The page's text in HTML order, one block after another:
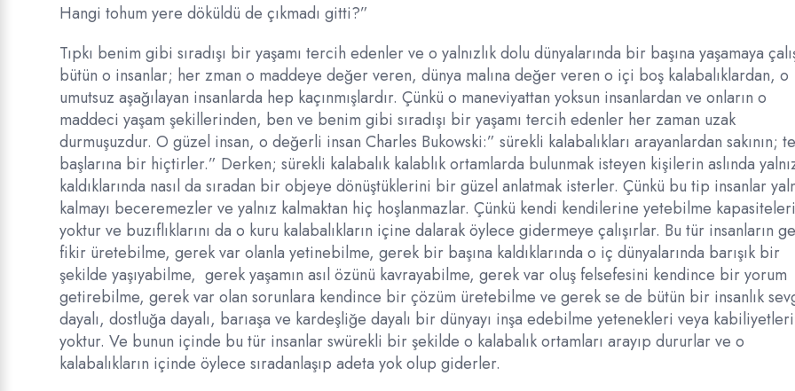
Hangi tohum yere döküldü de çıkmadı gitti?”
Tıpkı benim gibi sıradışı bir yaşamı tercih edenler ve o yalnızlık dolu dünyalarında bir başına yaşamaya
bütün o insanlar; her zman o maddeye değer veren, dünya malına değer veren o içi boş kalabalıklardan, o
umutsuz aşağılayan insanlarda hep kaçınmışlardır. Çünkü o maneviyattan yoksun insanlardan ve onların o
maddeci yaşam şekillerinden, ben ve benim gibi sıradışı bir yaşamı tercih edenler her zaman uzak
durmuşuzdur. O güzel insan, o değerli insan Charles Bukowski:” sürekli kalabalıkları arayanlardan sakının;
başlarına bir hiçtirler.” Derken; sürekli kalabalık kalablık ortamlarda bulunmak isteyen kişilerin aslında
kaldıklarında nasıl da sıradan bir objeye dönüştüklerini bir güzel anlatmak isterler. Çünkü bu tip insanlar
kalmayı beceremezler ve yalnız kalmaktan hiç hoşlanmazlar. Çünkü kendi kendilerine yetebilme
yoktur ve buzıflıklarını da o kuru kalabalıkların içine dalarak öylece gidermeye çalışırlar. Bu tür insanların
fikir üretebilme, gerek var olanla yetinebilme, gerek bir başına kaldıklarında o iç dünyalarında barışık bir
şekilde yaşıyabilme, gerek yaşamın asıl özünü kavrayabilme, gerek var oluş felsefesini kendince bir yorum
getirebilme, gerek var olan sorunlara kendince bir çözüm üretebilme ve gerek se de bütün bir insanlık
dayalı, dostluğa dayalı, barıaşa ve kardeşliğe dayalı bir dünyayı inşa edebilme yetenekleri veya
yoktur. Ve bunun içinde bu tür insanlar swürekli bir şekilde o kalabalık ortamları arayıp dururlar ve o
kalabalıkların içinde öylece sıradanlaşıp adeta yok olup giderler.